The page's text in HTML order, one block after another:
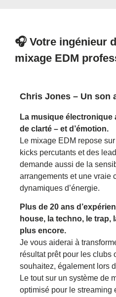
🎧 Votre ingénieur
mixage EDM
Chris Jones – Un son
La musique
de clarté – et d’émotion.
Le mixage EDM repose
kicks percutants et des
demande aussi de la
arrangements et une vraie
dynamiques d’énergie.
Plus de 20 ans
house, la techno, le trap,
plus encore.
Je vous aiderai à
résultat prêt pour les clubs
souhaitez, également lors
Le tout sur un système de
optimisé pour le streaming